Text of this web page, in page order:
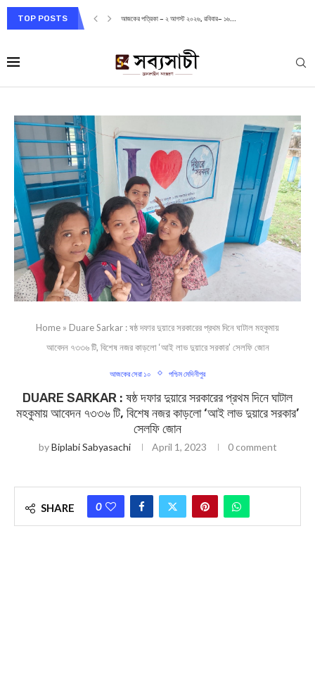
TOP POSTS আজকের পত্রিকা – ২ আগস্ট ২০২৬, রবিবার– ১৬...
Home » Duare Sarkar : ষষ্ঠ দফার দুয়ারে সরকারের প্রথম দিনে ঘাটাল মহকুমায়
আবেদন ৭৩৩৬ টি, বিশেষ নজর কাড়লো ‘আই লাভ দুয়ারে সরকার’ সেলফি জোন
আজকের সেরা ১০ পশ্চিম মেদিনীপুর
DUARE SARKAR : ষষ্ঠ দফার দুয়ারে সরকারের প্রথম দিনে ঘাটাল
মহকুমায় আবেদন ৭৩৩৬ টি, বিশেষ নজর কাড়লো ‘আই লাভ দুয়ারে সরকার’
সেলফি জোন
byBiplabi Sabyasachi April 1, 2023 0 comment
SHARE 0